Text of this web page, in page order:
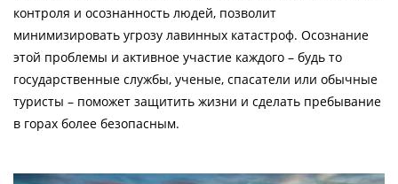
контроля и осознанность людей, позволит
минимизировать угрозу лавинных катастроф. Осознание
этой проблемы и активное участие каждого – будь то
государственные службы, ученые, спасатели или обычные
туристы – поможет защитить жизни и сделать пребывание
в горах более безопасным.